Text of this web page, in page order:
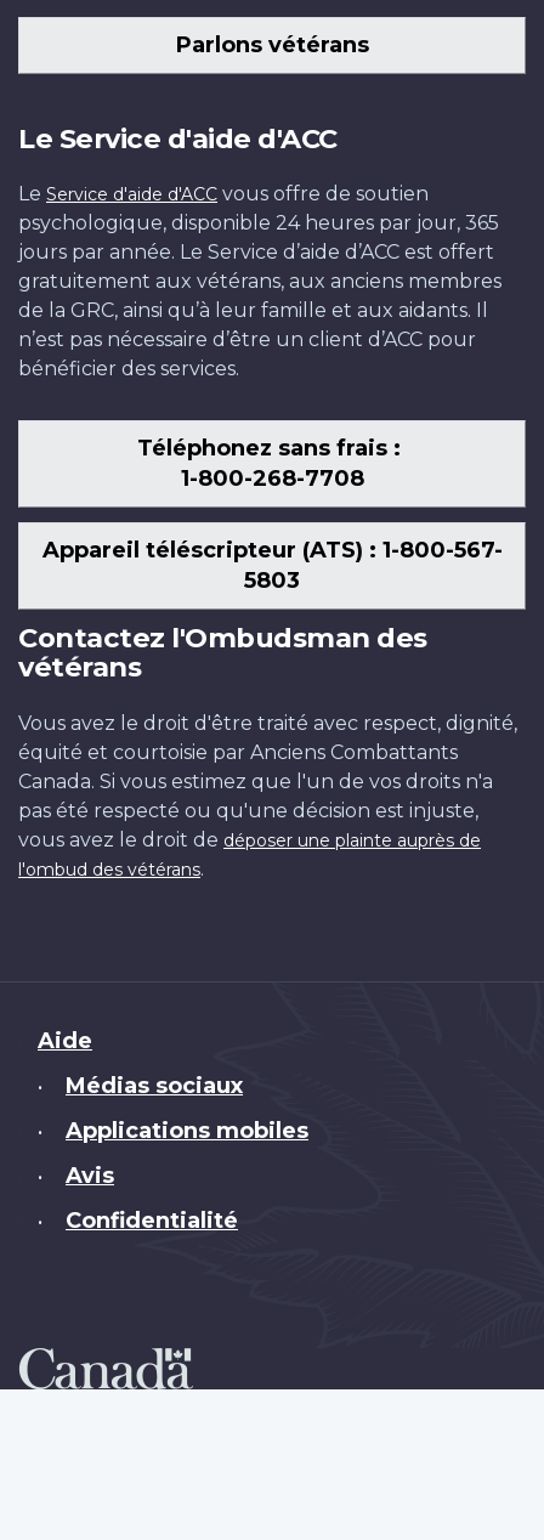
Parlons vétérans
Le Service d'aide d'ACC
Le Service d'aide d'ACC vous offre de soutien
psychologique, disponible 24 heures par jour, 365
jours par année. Le Service d’aide d’ACC est offert
gratuitement aux vétérans, aux anciens membres
de la GRC, ainsi qu’à leur famille et aux aidants. Il
n’est pas nécessaire d’être un client d’ACC pour
bénéficier des services.
Téléphonez sans frais :
1-800-268-7708
Appareil téléscripteur (ATS) : 1-800-567-
5803
Contactez l'Ombudsman des
vétérans
Vous avez le droit d'être traité avec respect, dignité,
équité et courtoisie par Anciens Combattants
Canada. Si vous estimez que l'un de vos droits n'a
pas été respecté ou qu'une décision est injuste,
vous avez le droit de déposer une plainte auprès de
l'ombud des vétérans.
Brand
Aide
• Médias sociaux
• Applications mobiles
• Avis
• Confidentialité